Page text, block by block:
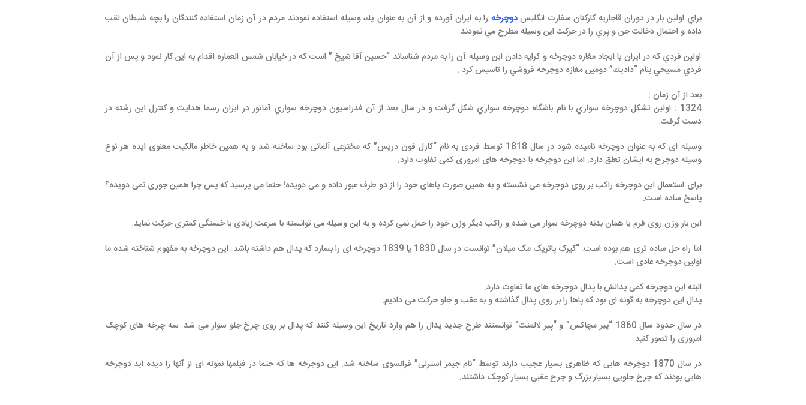
براي اولين بار در دوران قاجاريه كاركنان سفارت انگليسدوچرخهرا به ايران آورده و از آن به عنوان يك وسيله استفاده نمودند مردم در آن زمان استفاده كنندگان را بچه شيطان لقب
داده و احتمال دخالت جن و پري را در حركت اين وسيله مطرح مي نمودند.
اولين فردي كه در ايران با ايجاد مغازه دوچرخه و كرايه دادن اين وسيله آن را به مردم شناساند “حسين آقا شيخ ” است كه در خيابان شمس العماره اقدام به اين كار نمود و پس از آن
فردي مسيحي بنام “داديك” دومين مغازه دوچرخه فروشي را تاسيس كرد .
1324 : اولين تشكل دوچرخه سواري با نام باشگاه دوچرخه سواري شكل گرفت و در سال بعد از آن فدراسيون دوچرخه سواري آماتور در ايران رسما هدايت و كنترل اين رشته در
وسیله ای که به عنوان دوچرخه نامیده شود در سال 1818 توسط فردی به نام “کارل فون دریس” که مخترعی آلمانی بود ساخته شد و به همین خاطر مالکیت معنوی ایده هر نوع
وسیله دوچرخ به ایشان تعلق دارد. اما این دوچرخه با دوچرخه های امروزی کمی تفاوت دارد.
برای استعمال این دوچرخه راکب بر روی دوچرخه می نشسته و به همین صورت پاهای خود را از دو طرف عبور داده و می دویده! حتما می پرسید که پس چرا همین جوری نمی دویده؟
این بار وزن روی فرم یا همان بدنه دوچرخه سوار می شده و راکب دیگر وزن خود را حمل نمی کرده و به این وسیله می توانسته با سرعت زیادی با خستگی کمتری حرکت نماید.
اما راه حل ساده تری هم بوده است. “کیرک پاتریک مک میلان” توانست در سال 1830 یا 1839 دوچرخه ای را بسازد که پدال هم داشته باشد. این دوچرخه به مفهوم شناخته شده ما
اولین دوچرخه عادی است.
البته این دوچرخه کمی پدالش با پدال دوچرخه های ما تفاوت دارد.
پدال این دوچرخه به گونه ای بود که پاها را بر روی پدال گذاشته و به عقب و جلو حرکت می دادیم.
در سال حدود سال 1860 “پیر مچاکس” و “پیر لالمنت” توانستند طرح جدید پدال را هم وارد تاریخ این وسیله کنند که پدال بر روی چرخ جلو سوار می شد. سه چرخه های کوچک
امروزی را تصور کنید.
در سال 1870 دوچرخه هایی که ظاهری بسیار عجیب دارند توسط “نام جیمز استرلی” فرانسوی ساخته شد. این دوچرخه ها که حتما در فیلمها نمونه ای از آنها را دیده اید دوچرخه
هایی بودند که چرخ جلویی بسیار بزرگ و چرخ عقبی بسیار کوچک داشتند.